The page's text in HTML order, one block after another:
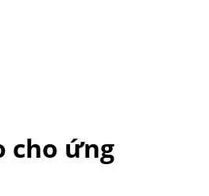
cho ứng